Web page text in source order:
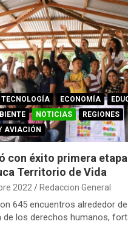
ECONOMÍA
NOTICIAS
REGIONES
AVIACIÓN
con éxito primera
Territorio de Vida
2022 Redaccion General
645 encuentros alrededor
de los derechos humanos,